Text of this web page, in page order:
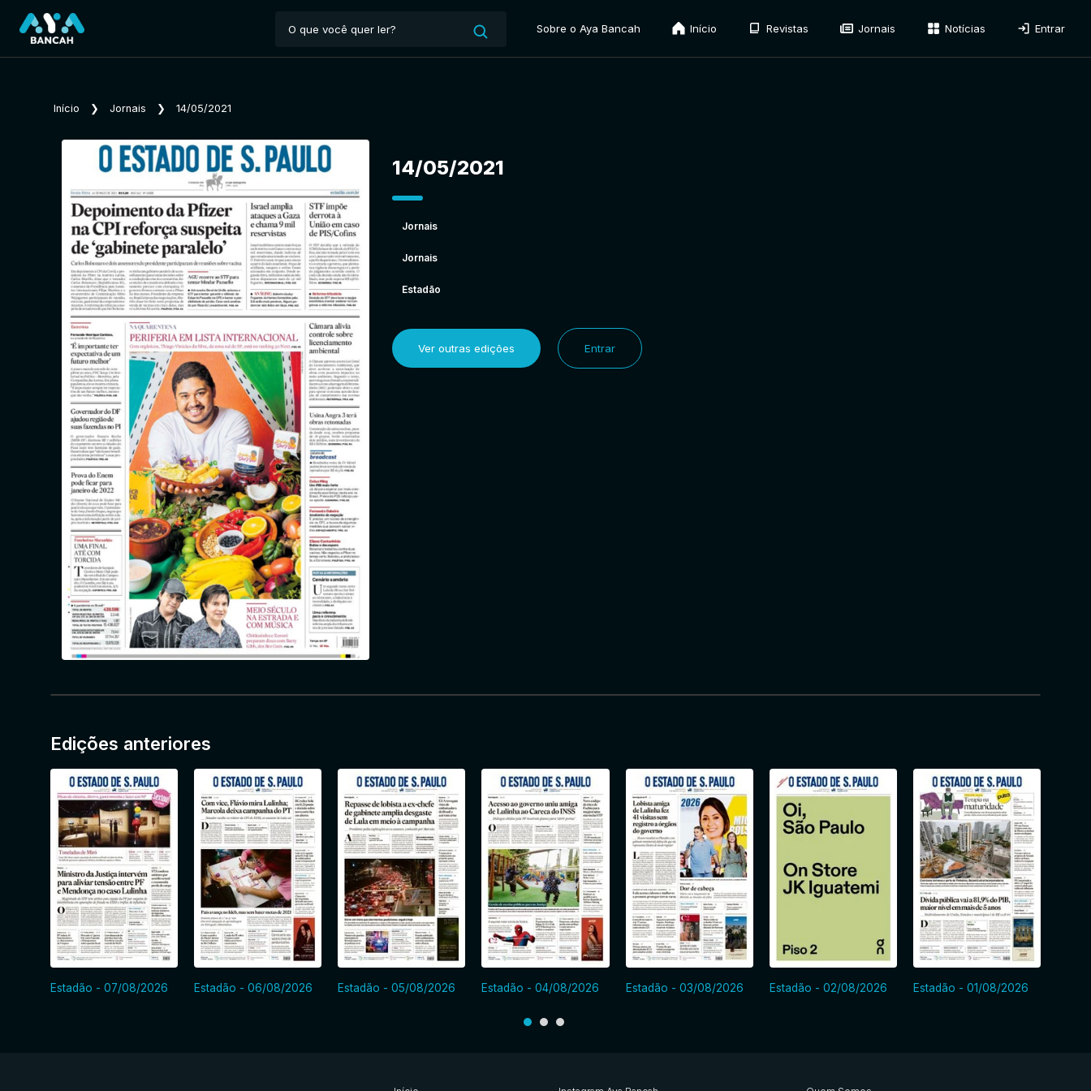
Sobre o Aya Bancah Início Revistas Jornais Notícias Entrar
Início ❯ Jornais ❯ 14/05/2021
14/05/2021
Jornais
Jornais
Estadão
Ver outras edições Entrar
Edições anteriores
Estadão - 07/08/2026 Estadão - 06/08/2026 Estadão - 05/08/2026 Estadão - 04/08/2026 Estadão - 03/08/2026 Estadão - 02/08/2026 Estadão - 01/08/2026